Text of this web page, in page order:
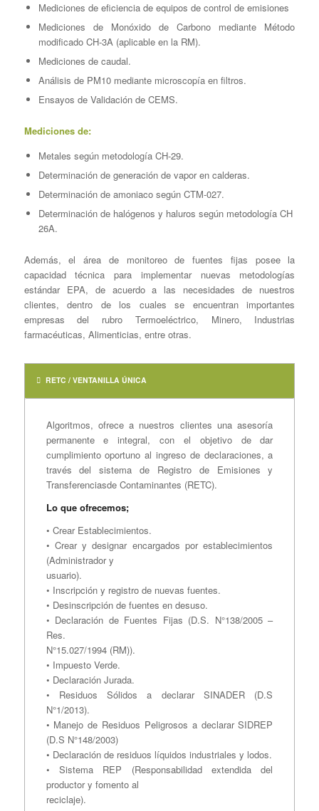
Mediciones de eficiencia de equipos de control de emisiones
Mediciones de Monóxido de Carbono mediante Método
modificado CH-3A (aplicable en la RM).
Mediciones de caudal.
Análisis de PM10 mediante microscopía en filtros.
Ensayos de Validación de CEMS.
Mediciones de:
Metales según metodología CH-29.
Determinación de generación de vapor en calderas.
Determinación de amoniaco según CTM-027.
Determinación de halógenos y haluros según metodología CH
26A.
Además, el área de monitoreo de fuentes fijas posee la
capacidad técnica para implementar nuevas metodologías
estándar EPA, de acuerdo a las necesidades de nuestros
clientes, dentro de los cuales se encuentran importantes
empresas del rubro Termoeléctrico, Minero, Industrias
farmacéuticas, Alimenticias, entre otras.
RETC / VENTANILLA ÚNICA
Algoritmos, ofrece a nuestros clientes una asesoría
permanente e integral, con el objetivo de dar
cumplimiento oportuno al ingreso de declaraciones, a
través del sistema de Registro de Emisiones y
Transferenciasde Contaminantes (RETC).
Lo que ofrecemos;
• Crear Establecimientos.
• Crear y designar encargados por establecimientos
(Administrador y
usuario).
• Inscripción y registro de nuevas fuentes.
• Desinscripción de fuentes en desuso.
• Declaración de Fuentes Fijas (D.S. N°138/2005 –
Res.
N°15.027/1994 (RM)).
• Impuesto Verde.
• Declaración Jurada.
• Residuos Sólidos a declarar SINADER (D.S
N°1/2013).
• Manejo de Residuos Peligrosos a declarar SIDREP
(D.S N°148/2003)
• Declaración de residuos líquidos industriales y lodos.
• Sistema REP (Responsabilidad extendida del
productor y fomento al
reciclaje).